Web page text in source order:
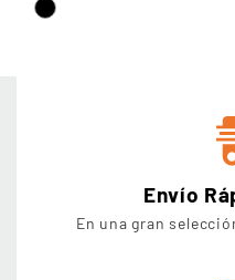
Envío
En una gran